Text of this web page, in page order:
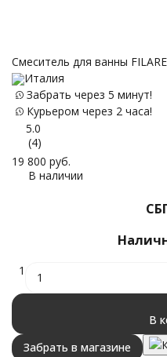
Смеситель для ванны
Италия
Забрать через 5 минут!
Курьером через 2 часа!
5.0
(4)
19 800 руб.
В наличии
1
В
Забрать в магазине